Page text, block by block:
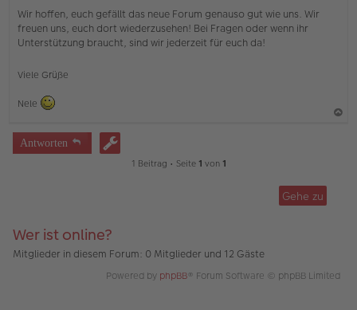
Wir hoffen, euch gefällt das neue Forum genauso gut wie uns. Wir
freuen uns, euch dort wiederzusehen! Bei Fragen oder wenn ihr
Unterstützung braucht, sind wir jederzeit für euch da!
Viele Grüße
Nele
Antworten
1 Beitrag • Seite 1 von 1
Gehe zu
Wer ist online?
Mitglieder in diesem Forum: 0 Mitglieder und 12 Gäste
Powered by phpBB® Forum Software © phpBB Limited